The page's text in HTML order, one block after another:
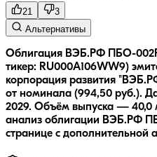
21
3
Альтернативы
Облигация ВЭБ.РФ ПБО-
тикер: RU000A106WW9)
корпорация развития
от номинала (994,50 руб.).
2029. Объём выпуска — 40,0
анализ облигации ВЭБ.РФ
странице с дополнительной